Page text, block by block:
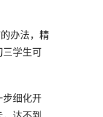
办法，精
三学生可
步细化开